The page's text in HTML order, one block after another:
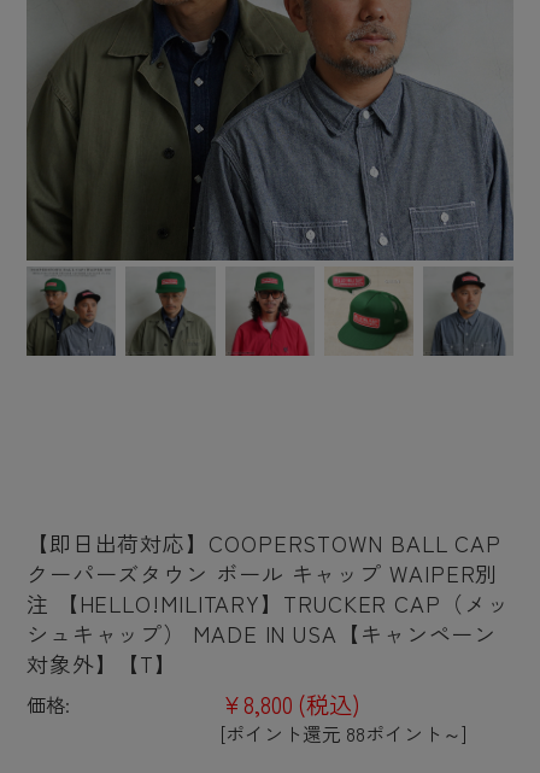
【即日出荷対応】COOPERSTOWN BALL CAP
クーパーズタウン ボール キャップ WAIPER別
注 【HELLO!MILITARY】TRUCKER CAP（メッ
シュキャップ） MADE IN USA【キャンペーン
対象外】【T】
価格: ¥8,800 (税込)
[ポイント還元 88ポイント～]